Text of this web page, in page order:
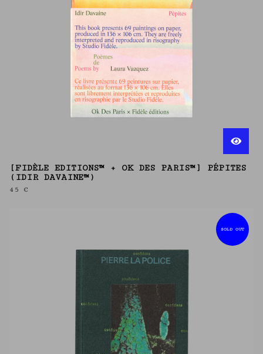
[FIDÈLE EDITIONS™ + OK DES PARIS™] PÉPITES
(IDIR DAVAINE™)
45 €
SOLD OUT